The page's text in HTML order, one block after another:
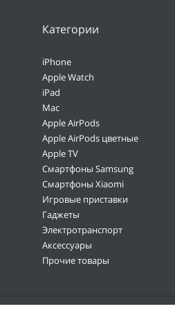
Категории
iPhone
Apple Watch
iPad
Mac
Apple AirPods
Apple AirPods цветные
Apple TV
Смартфоны Samsung
Смартфоны Xiaomi
Игровые приставки
Гаджеты
Электротранспорт
Аксессуары
Прочие товары